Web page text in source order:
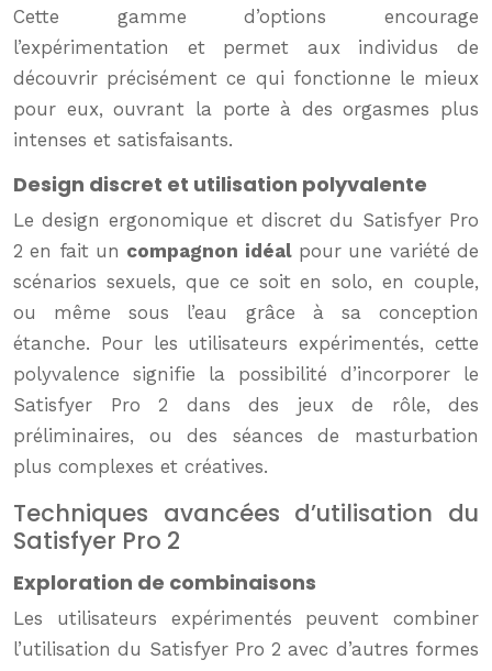
Cette gamme d’options encourage
l’expérimentation et permet aux individus de
découvrir précisément ce qui fonctionne le mieux
pour eux, ouvrant la porte à des orgasmes plus
intenses et satisfaisants.
Design discret et utilisation polyvalente
Le design ergonomique et discret du Satisfyer Pro
2 en fait un compagnon idéalpour une variété de
scénarios sexuels, que ce soit en solo, en couple,
ou même sous l’eau grâce à sa conception
étanche. Pour les utilisateurs expérimentés, cette
polyvalence signifie la possibilité d’incorporer le
Satisfyer Pro 2 dans des jeux de rôle, des
préliminaires, ou des séances de masturbation
plus complexes et créatives.
Techniques avancées d’utilisation du
Satisfyer Pro 2
Exploration de combinaisons
Les utilisateurs expérimentés peuvent combiner
l’utilisation du Satisfyer Pro 2 avec d’autres formes